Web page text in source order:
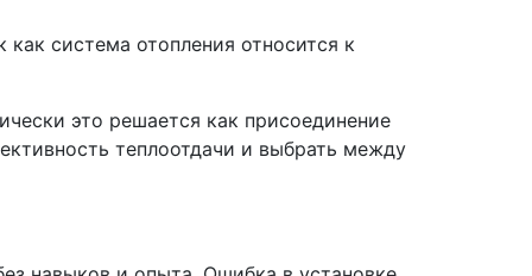
система отопления относится к
это решается как присоединение
теплоотдачи и выбрать между